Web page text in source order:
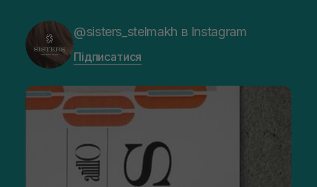
@sisters_stelmakh в Instagram
Підписатися